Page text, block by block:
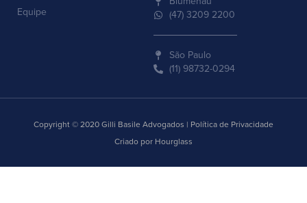
Equipe
(47) 3209 2200
São Paulo
(11) 98732-0294
Copyright © 2020 Gilli Basile Advogados | Política de Privacidade
Criado por Hourglass